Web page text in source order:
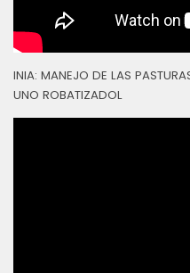
INIA: MANEJO DE LAS
UNO ROBATIZADOL